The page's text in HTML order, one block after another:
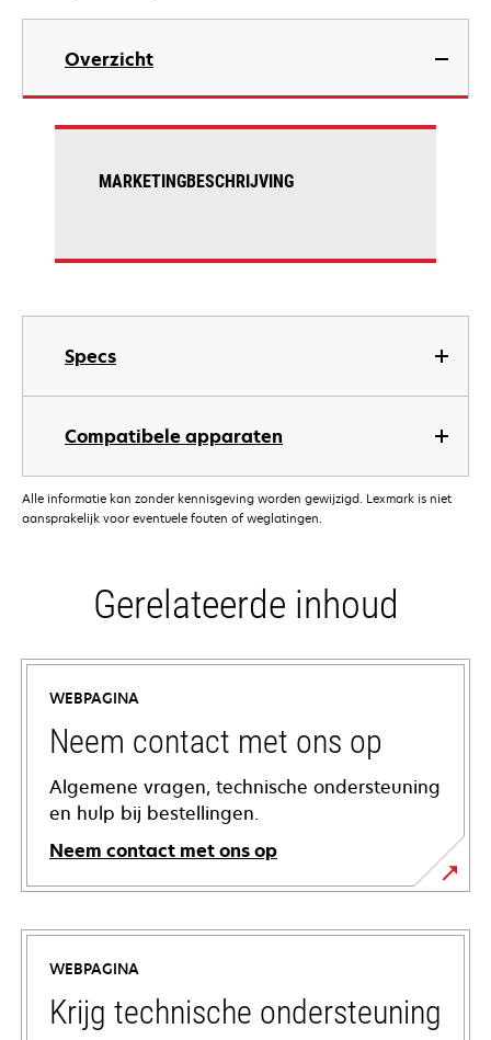
Overzicht
Specs
Compatibele apparaten
MARKETINGBESCHRIJVING
Alle informatie kan zonder kennisgeving worden gewijzigd. Lexmark is niet
aansprakelijk voor eventuele fouten of weglatingen.
Gerelateerde inhoud
WEBPAGINA
Neem contact met ons op
Algemene vragen, technische ondersteuning
en hulp bij bestellingen.
Neem contact met ons op
WEBPAGINA
Krijg technische ondersteuning